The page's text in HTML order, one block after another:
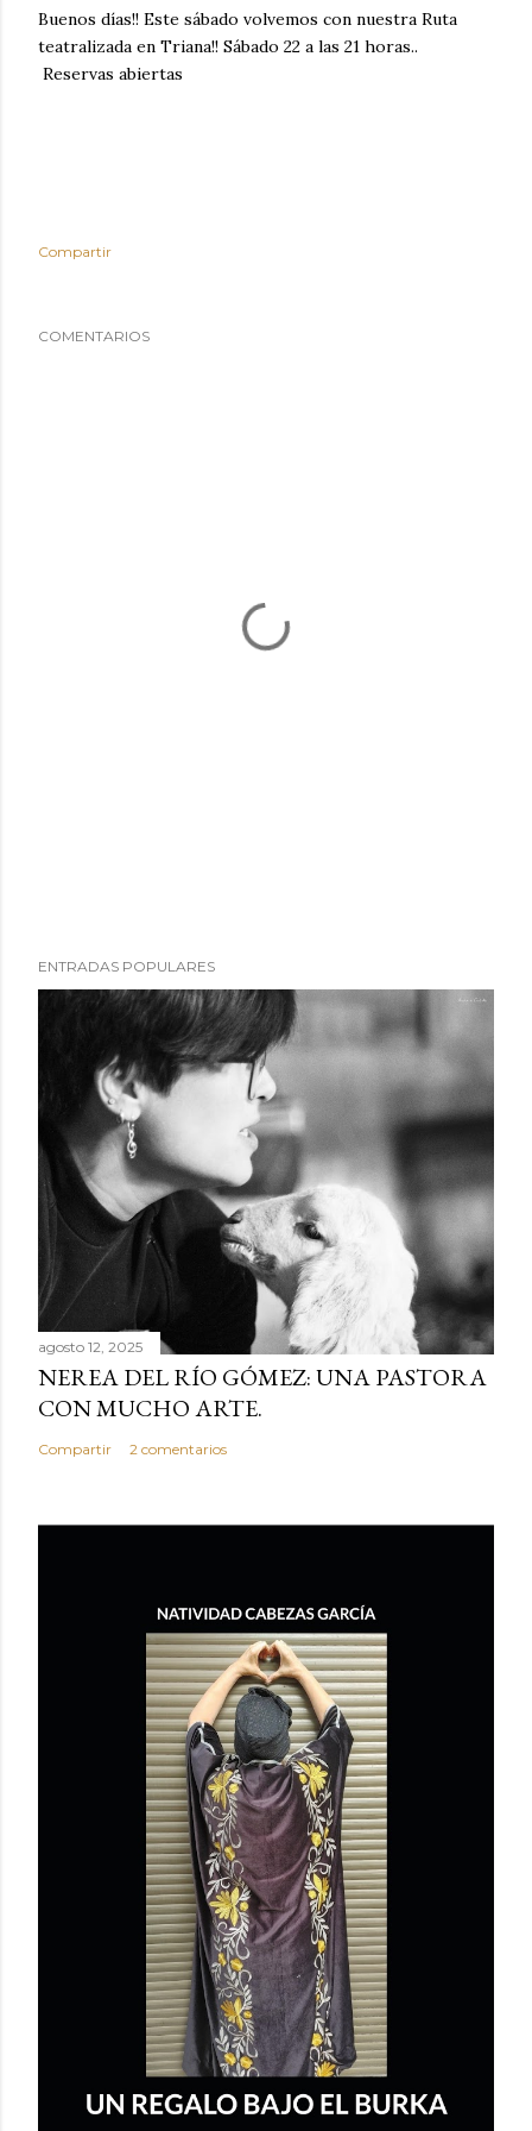
Buenos días!! Este sábado volvemos con nuestra Ruta
teatralizada en Triana!! Sábado 22 a las 21 horas..
Reservas abiertas
Compartir
COMENTARIOS
ENTRADAS POPULARES
agosto 12, 2025
NEREA DEL RÍO GÓMEZ: UNA PASTORA
CON MUCHO ARTE.
Compartir 2 comentarios